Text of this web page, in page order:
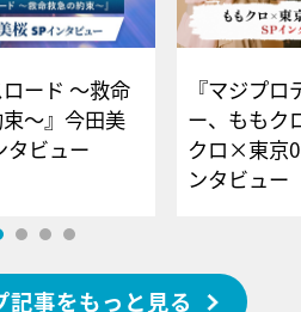
ロード ～救命
～』今田美
タビュー
『マジプロ
ー、ももク
クロ×東京
ンタビュー
記事をもっと見る